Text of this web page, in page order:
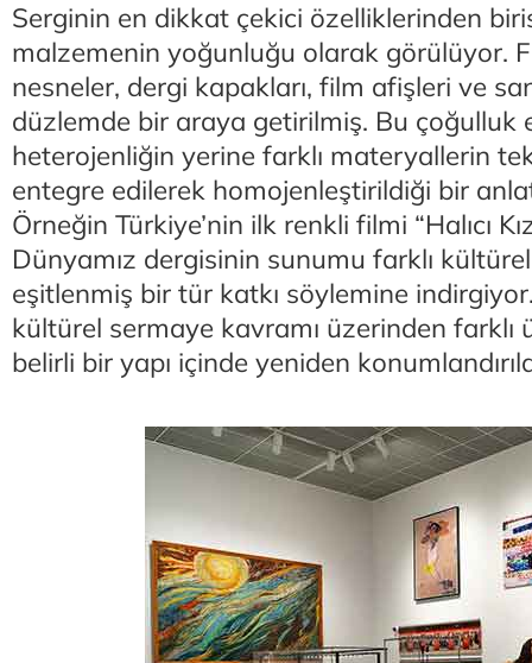
Serginin en dikkat çekici özelliklerinden
malzemenin yoğunluğu olarak görülüyor.
nesneler, dergi kapakları, film afişleri ve
düzlemde bir araya getirilmiş. Bu çoğulluk
heterojenliğin yerine farklı materyallerin
entegre edilerek homojenleştirildiği bir
Örneğin Türkiye’nin ilk renkli filmi “Halıcı
Dünyamız dergisinin sunumu farklı
eşitlenmiş bir tür katkı söylemine
kültürel sermaye kavramı üzerinden farklı
belirli bir yapı içinde yeniden